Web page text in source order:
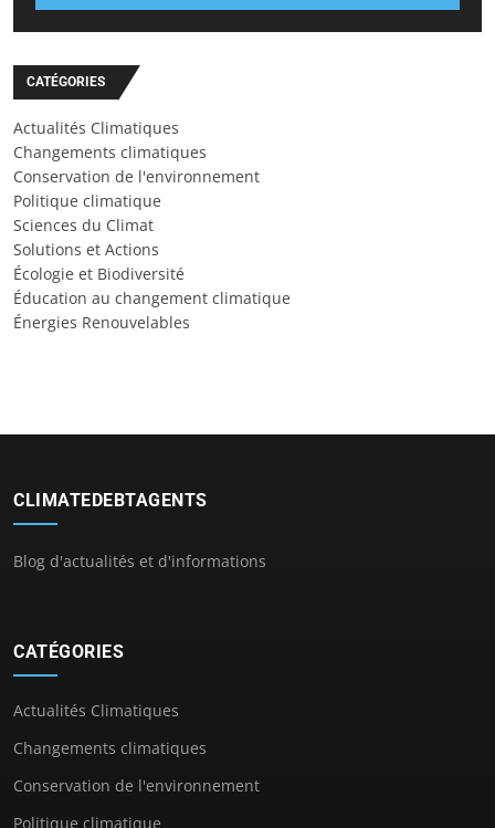
CATÉGORIES
Actualités Climatiques
Changements climatiques
Conservation de l'environnement
Politique climatique
Sciences du Climat
Solutions et Actions
Écologie et Biodiversité
Éducation au changement climatique
Énergies Renouvelables
CLIMATEDEBTAGENTS
Blog d'actualités et d'informations
CATÉGORIES
Actualités Climatiques
Changements climatiques
Conservation de l'environnement
Politique climatique